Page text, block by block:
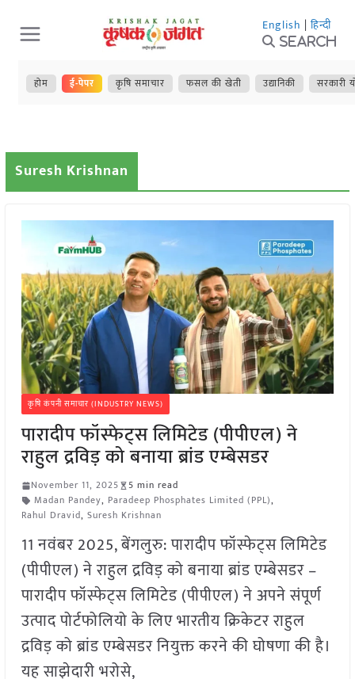
Skip
to
content
English | हिन्दी
Search
होम ई-पेपर कृषि समाचार फसल की खेती उद्यानिकी सरकारी
Suresh Krishnan
कृषि कंपनी समाचार (INDUSTRY NEWS)
पारादीप फॉस्फेट्स लिमिटेड (पीपीएल) ने
राहुल द्रविड़ को बनाया ब्रांड एम्बेसडर
November 11, 2025
5 min read
Madan Pandey, Paradeep Phosphates Limited (PPL),
Rahul Dravid, Suresh Krishnan
11 नवंबर 2025, बेंगलुरु: पारादीप फॉस्फेट्स लिमिटेड
(पीपीएल) ने राहुल द्रविड़ को बनाया ब्रांड एम्बेसडर –
पारादीप फॉस्फेट्स लिमिटेड (पीपीएल) ने अपने संपूर्ण
उत्पाद पोर्टफोलियो के लिए भारतीय क्रिकेटर राहुल
द्रविड़ को ब्रांड एम्बेसडर नियुक्त करने की घोषणा की है।
यह साझेदारी भरोसे,